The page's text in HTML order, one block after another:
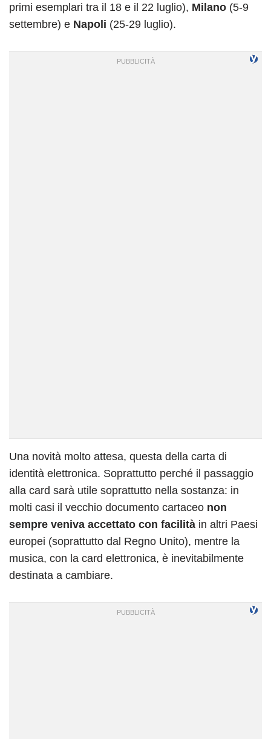
primi esemplari tra il 18 e il 22 luglio), Milano (5-9
settembre) e Napoli (25-29 luglio).
Una novità molto attesa, questa della carta di
identità elettronica. Soprattutto perché il passaggio
alla card sarà utile soprattutto nella sostanza: in
molti casi il vecchio documento cartaceo non
sempre veniva accettato con facilità in altri Paesi
europei (soprattutto dal Regno Unito), mentre la
musica, con la card elettronica, è inevitabilmente
destinata a cambiare.